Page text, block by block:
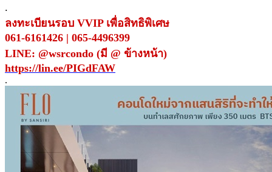
.
ลงทะเบียนรอบ VVIP เพื่อสิทธิพิเศษ
061-6161426 | 065-4496399
LINE: @wsrcondo (มี @ ข้างหน้า)
https://lin.ee/PIGdFAW
.